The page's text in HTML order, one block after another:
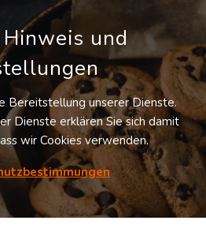
in Bunde
Listenansicht
Hinweis und
Bereitstellung unserer Dienste.
Dienste erklären Sie sich damit
wir Cookies verwenden.